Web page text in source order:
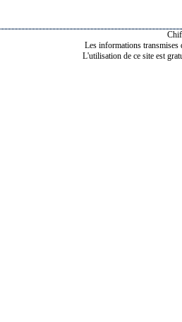
Les informations transmises
L'utilisation de ce site est